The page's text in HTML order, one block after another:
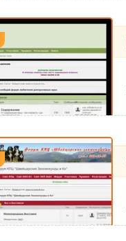
2009-08-08